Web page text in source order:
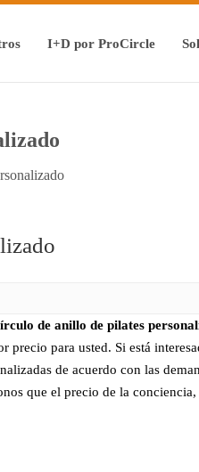
I+D por ProCircle
de anillo de pilates
para usted. Si está
de acuerdo con las
que el precio de la